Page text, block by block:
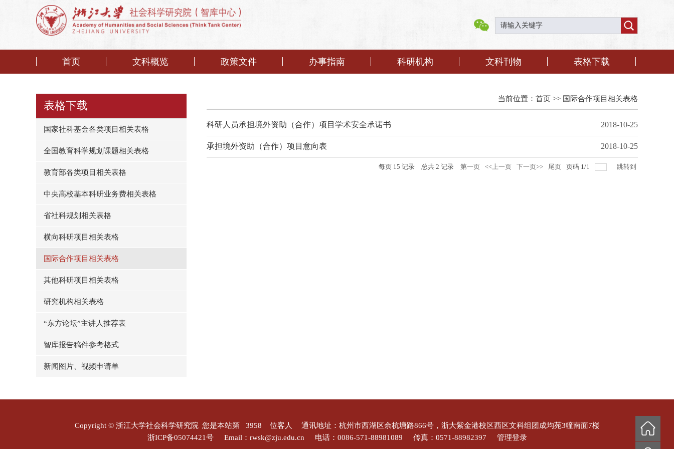
首页 文科概览 政策文件 办事指南 科研机构 文科刊物 表格下载
表格下载
国家社科基金各类项目相关表格
全国教育科学规划课题相关表格
教育部各类项目相关表格
中央高校基本科研业务费相关表格
省社科规划相关表格
横向科研项目相关表格
国际合作项目相关表格
其他科研项目相关表格
研究机构相关表格
“东方论坛”主讲人推荐表
智库报告稿件参考格式
新闻图片、视频申请单
当前位置： 首页 >> 国际合作项目相关表格
科研人员承担境外资助（合作）项目学术安全承诺书 2018-10-25
承担境外资助（合作）项目意向表 2018-10-25
每页 15 记录 总共 2 记录 第一页 <<上一页 下一页>> 尾页 页码 1/1 跳转到
Copyright © 浙江大学社会科学研究院 您是本站第 3958 位客人
通讯地址：杭州市西湖区余杭塘路866号，浙大紫金港校区西区文科组团成均苑3幢南面7楼
浙ICP备05074421号
Email：rwsk@zju.edu.cn 电话：0086-571-88981089 传真：0571-88982397 管理登录